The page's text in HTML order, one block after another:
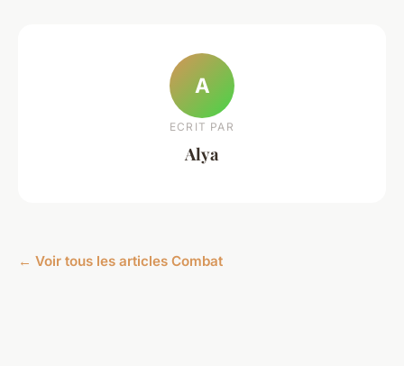
A
ECRIT PAR
Alya
← Voir tous les articles Combat